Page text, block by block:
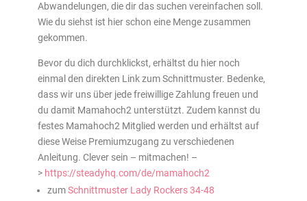
Abwandelungen, die dir das suchen vereinfachen soll.
Wie du siehst ist hier schon eine Menge zusammen
gekommen.
Bevor du dich durchklickst, erhältst du hier noch
einmal den direkten Link zum Schnittmuster. Bedenke,
dass wir uns über jede freiwillige Zahlung freuen und
du damit Mamahoch2 unterstützt. Zudem kannst du
festes Mamahoch2 Mitglied werden und erhältst auf
diese Weise Premiumzugang zu verschiedenen
Anleitung. Clever sein – mitmachen! –
> https://steadyhq.com/de/mamahoch2
zumSchnittmuster Lady Rockers 34-48